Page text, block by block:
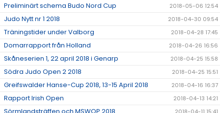
Preliminärt schema Budo Nord Cup 2018-05-06 12:54
Judo Nytt nr 1 2018 2018-04-30 09:54
Träningstider under Valborg 2018-04-28 17:45
Domarrapport från Holland 2018-04-26 16:56
Skåneserien 1, 22 april 2018 i Genarp 2018-04-25 15:58
Södra Judo Open 2 2018 2018-04-25 15:51
Greifswalder Hanse-Cup 2018, 13-15 April 2018 2018-04-16 16:37
Rapport Irish Open 2018-04-13 14:21
Sörmlandsträffen och MSWOP 2018 2018-04-11 15:41